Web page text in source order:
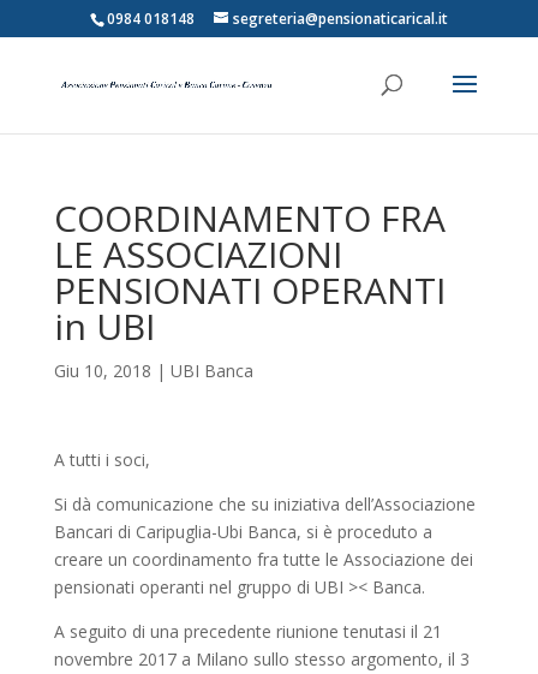
0984 018148 segreteria@pensionaticarical.it
COORDINAMENTO FRA
LE ASSOCIAZIONI
PENSIONATI OPERANTI
in UBI
Giu 10, 2018 | UBI Banca
A tutti i soci,
Si dà comunicazione che su iniziativa dell’Associazione
Bancari di Caripuglia-Ubi Banca, si è proceduto a
creare un coordinamento fra tutte le Associazione dei
pensionati operanti nel gruppo di UBI >< Banca.
A seguito di una precedente riunione tenutasi il 21
novembre 2017 a Milano sullo stesso argomento, il 3